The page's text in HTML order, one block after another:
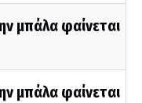
μπάλα φαίνεται
μπάλα φαίνεται